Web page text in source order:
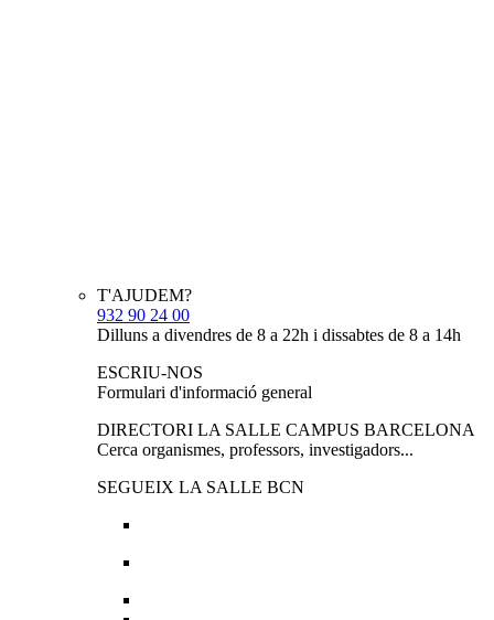
T'AJUDEM?
932 90 24 00
Dilluns a divendres de 8 a 22h i dissabtes de 8 a 14h
ESCRIU-NOS
Formulari d'informació general
DIRECTORI LA SALLE CAMPUS BARCELONA
Cerca organismes, professors, investigadors...
SEGUEIX LA SALLE BCN